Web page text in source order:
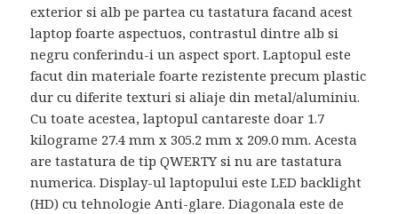
exterior si alb pe partea cu tastatura facand acest
laptop foarte aspectuos, contrastul dintre alb si
negru conferindu-i un aspect sport. Laptopul este
facut din materiale foarte rezistente precum plastic
dur cu diferite texturi si aliaje din metal/aluminiu.
Cu toate acestea, laptopul cantareste doar 1.7
kilograme 27.4 mm x 305.2 mm x 209.0 mm. Acesta
are tastatura de tip QWERTY si nu are tastatura
numerica. Display-ul laptopului este LED backlight
(HD) cu tehnologie Anti-glare. Diagonala este de